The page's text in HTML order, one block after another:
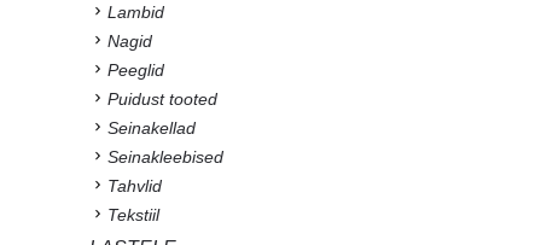
Lambid
Nagid
Peeglid
Puidust tooted
Seinakellad
Seinakleebised
Tahvlid
Tekstiil